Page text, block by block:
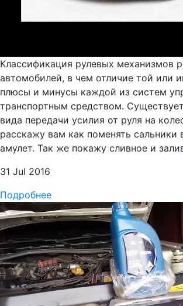
Классификация рулевых механизмов
автомобилей, в чем отличие той или
плюсы и минусы каждой из систем
транспортным средством.
вида передачи усилия от руля на
расскажу вам как поменять сальники
амулет. Так же покажу сливное и
31 Jul 2016
Подробнее